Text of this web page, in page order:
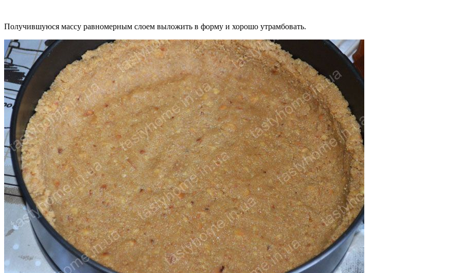
Получившуюся массу равномерным слоем выложить в форму и хорошо утрамбовать.